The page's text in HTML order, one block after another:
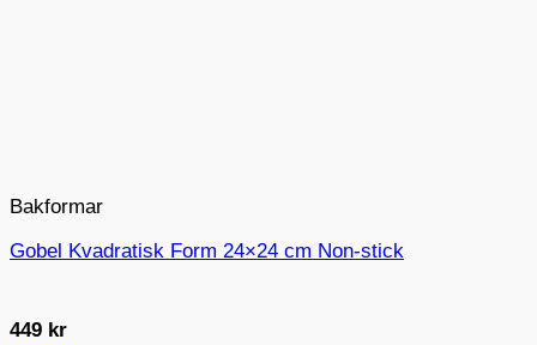
Bakformar
Gobel Kvadratisk Form 24×24 cm Non-stick
449 kr